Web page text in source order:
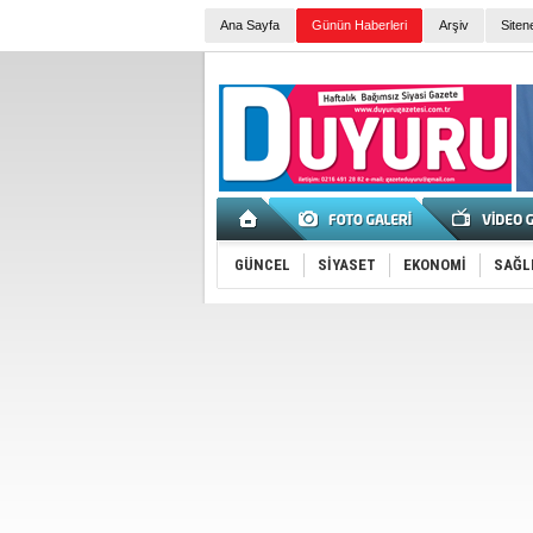
Ana Sayfa Günün Haberleri Arşiv
GÜNCEL SİYASET EKONOMİ